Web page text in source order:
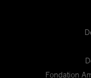
Fondation